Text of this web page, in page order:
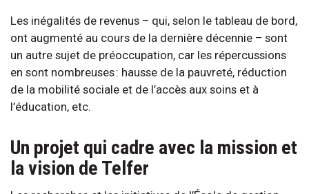
Les inégalités de revenus – qui, selon le tableau de bord,
ont augmenté au cours de la dernière décennie – sont
un autre sujet de préoccupation, car les répercussions
en sont nombreuses : hausse de la pauvreté, réduction
de la mobilité sociale et de l’accès aux soins et à
l’éducation, etc.
Un projet qui cadre avec la mission et
la vision de Telfer